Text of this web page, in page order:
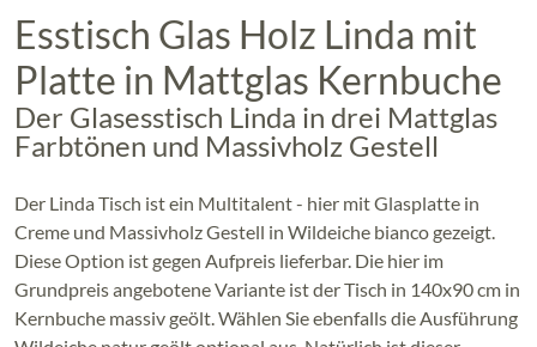
Esstisch Glas Holz Linda mit
Platte in Mattglas Kernbuche
Der Glasesstisch Linda in drei Mattglas
Farbtönen und Massivholz Gestell
Der Linda Tisch ist ein Multitalent - hier mit Glasplatte in
Creme und Massivholz Gestell in Wildeiche bianco gezeigt.
Diese Option ist gegen Aufpreis lieferbar. Die hier im
Grundpreis angebotene Variante ist der Tisch in 140x90 cm in
Kernbuche massiv geölt. Wählen Sie ebenfalls die Ausführung